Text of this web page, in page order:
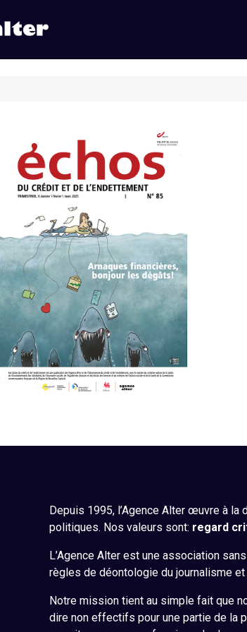
Depuis 1995, l’Agence Alter œuvre à
politiques. Nos valeurs sont: regard
L’Agence Alter est une association
règles de déontologie du journalisme et
Notre mission tient au simple fait que
dire non effectifs pour une partie de la